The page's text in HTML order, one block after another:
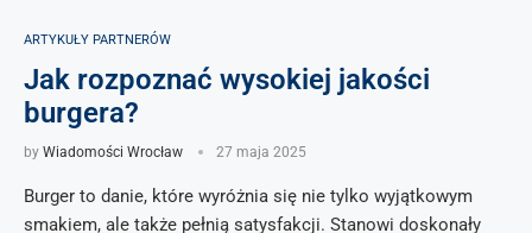
ARTYKUŁY PARTNERÓW
Jak rozpoznać wysokiej jakości
burgera?
by Wiadomości Wrocław 27 maja 2025
Burger to danie, które wyróżnia się nie tylko wyjątkowym
smakiem, ale także pełnią satysfakcji. Stanowi doskonały